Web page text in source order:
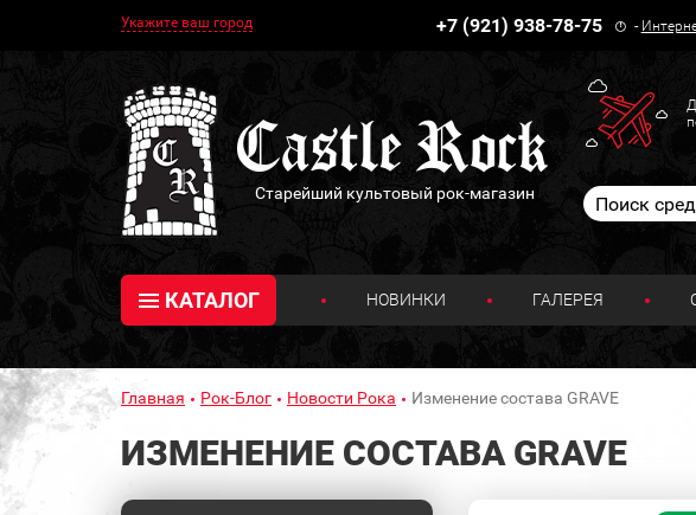
Укажите ваш город +7 (921) 938-78-75 -
Старейший культовый рок-магазин
КАТАЛОГ НОВИНКИ ГАЛЕРЕЯ
Главная Рок-Блог Новости Рока Изменение состава GRAVE
ИЗМЕНЕНИЕ СОСТАВА GRAVE